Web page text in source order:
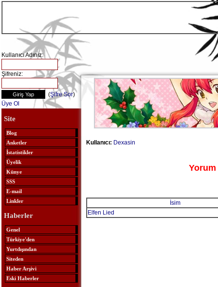
Kullanıcı Adınız:
Şifreniz:
(Şifre Sor)
Üye Ol
Site
Blog
Anketler
İstatistikler
Üyelik
Künye
SSS
E-mail
Linkler
Haberler
Genel
Türkiye'den
Yurtdışından
Siteden
Haber Arşivi
Eski Haberler
Kullanıcı: Dexasin
Yorum
İsim
Elfen Lied